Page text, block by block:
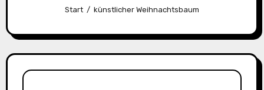
Start künstlicher Weihnachtsbaum